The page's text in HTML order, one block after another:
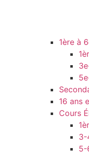
1ère à
16 ans
Cours
3-
5-